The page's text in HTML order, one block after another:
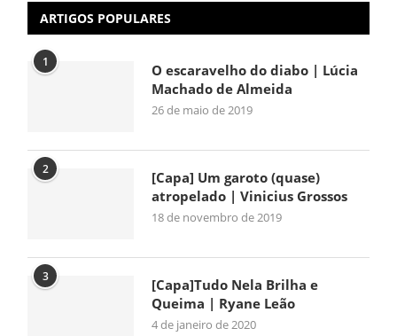
ARTIGOS POPULARES
1
O escaravelho do diabo | Lúcia
Machado de Almeida
26 de maio de 2019
2
[Capa] Um garoto (quase)
atropelado | Vinicius Grossos
18 de novembro de 2019
3
[Capa]Tudo Nela Brilha e
Queima | Ryane Leão
4 de janeiro de 2020